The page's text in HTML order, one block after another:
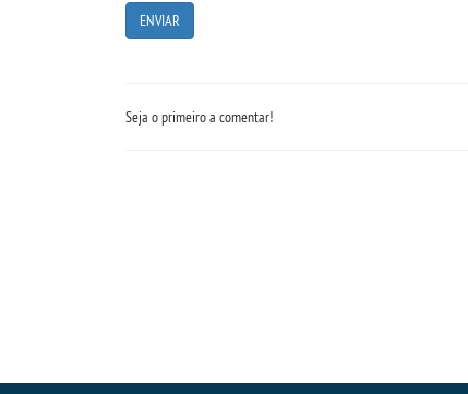
Seja o primeiro a comentar!